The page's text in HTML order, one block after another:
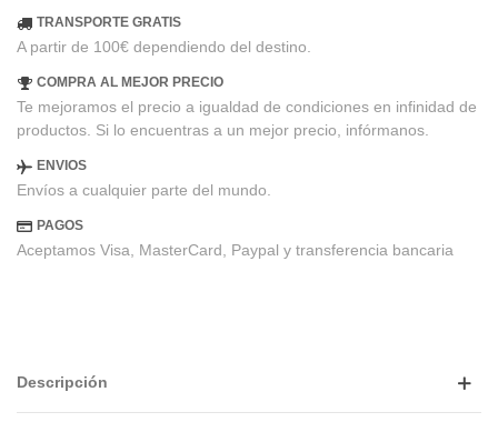
TRANSPORTE GRATIS
A partir de 100€ dependiendo del destino.
COMPRA AL MEJOR PRECIO
Te mejoramos el precio a igualdad de condiciones en infinidad de
productos. Si lo encuentras a un mejor precio, infórmanos.
ENVIOS
Envíos a cualquier parte del mundo.
PAGOS
Aceptamos Visa, MasterCard, Paypal y transferencia bancaria
Descripción